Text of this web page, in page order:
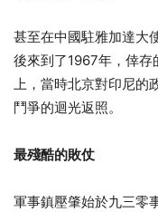
甚至在中國駐雅加達大
後來到了1967年，倖
上，當時北京對印尼的
鬥爭的迴光返照。
最殘酷的敗仗
軍事鎮壓肇始於九三零